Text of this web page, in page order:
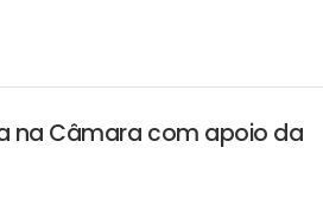
na Câmara com apoio da